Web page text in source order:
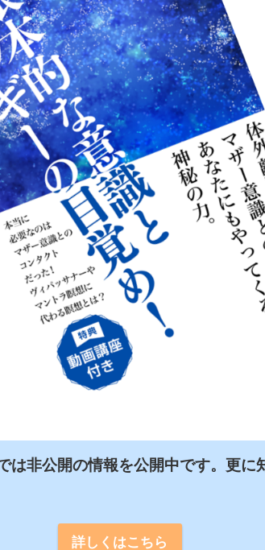
は非公開の情報を公開中です。更に
詳しくはこちら